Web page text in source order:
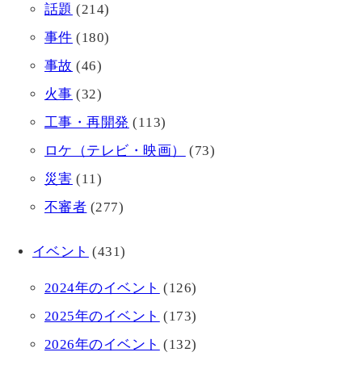
話題 (214)
事件 (180)
事故 (46)
火事 (32)
工事・再開発 (113)
ロケ（テレビ・映画）
(73)
災害 (11)
不審者 (277)
イベント (431)
2024年のイベント (126)
2025年のイベント (173)
2026年のイベント (132)